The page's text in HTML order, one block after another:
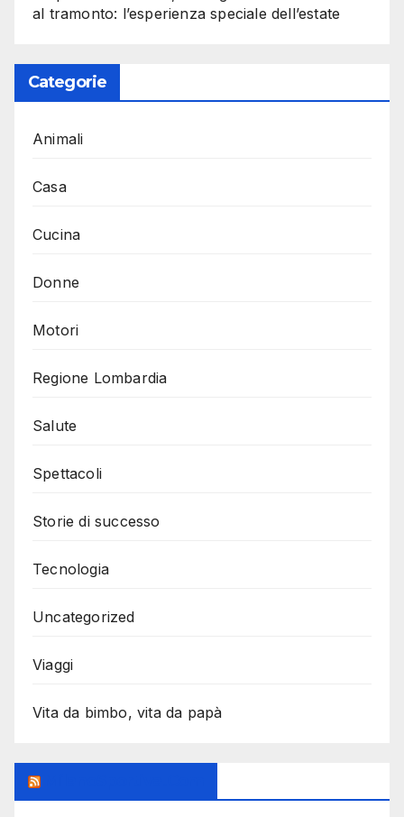
al tramonto: l’esperienza speciale dell’estate
Categorie
Animali
Casa
Cucina
Donne
Motori
Regione Lombardia
Salute
Spettacoli
Storie di successo
Tecnologia
Uncategorized
Viaggi
Vita da bimbo, vita da papà